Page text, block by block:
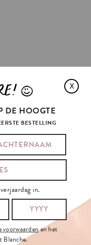
X
L
DE HOOGTE
BESTELLING
in.
voorwaardenen het
Blanche.